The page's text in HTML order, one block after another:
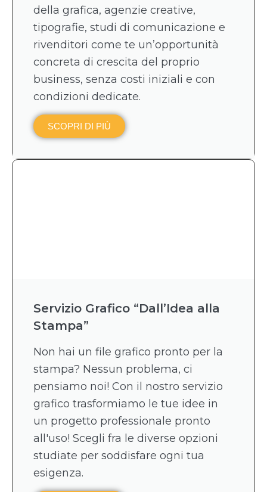
della grafica, agenzie creative,
tipografie, studi di comunicazione e
rivenditori come te un’opportunità
concreta di crescita del proprio
business, senza costi iniziali e con
condizioni dedicate.
SCOPRI DI PIÙ
Servizio Grafico “Dall’Idea alla
Stampa”
Non hai un file grafico pronto per la
stampa? Nessun problema, ci
pensiamo noi! Con il nostro servizio
grafico trasformiamo le tue idee in
un progetto professionale pronto
all'uso! Scegli fra le diverse opzioni
studiate per soddisfare ogni tua
esigenza.